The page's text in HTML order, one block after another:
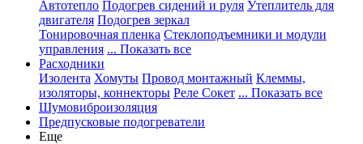
Автотепло Подогрев сидений и руля Утеплитель для
двигателя Подогрев зеркал
Тонировочная пленка Стеклоподъемники и модули
управления ... Показать все
Расходники
Изолента Хомуты Провод монтажный Клеммы,
изоляторы, коннекторы Реле Сокет ... Показать все
Шумовиброизоляция
Предпусковые подогреватели
Еще